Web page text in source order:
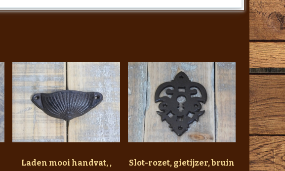
Laden mooi handvat, ,
Slot-rozet, gietijzer, bruin